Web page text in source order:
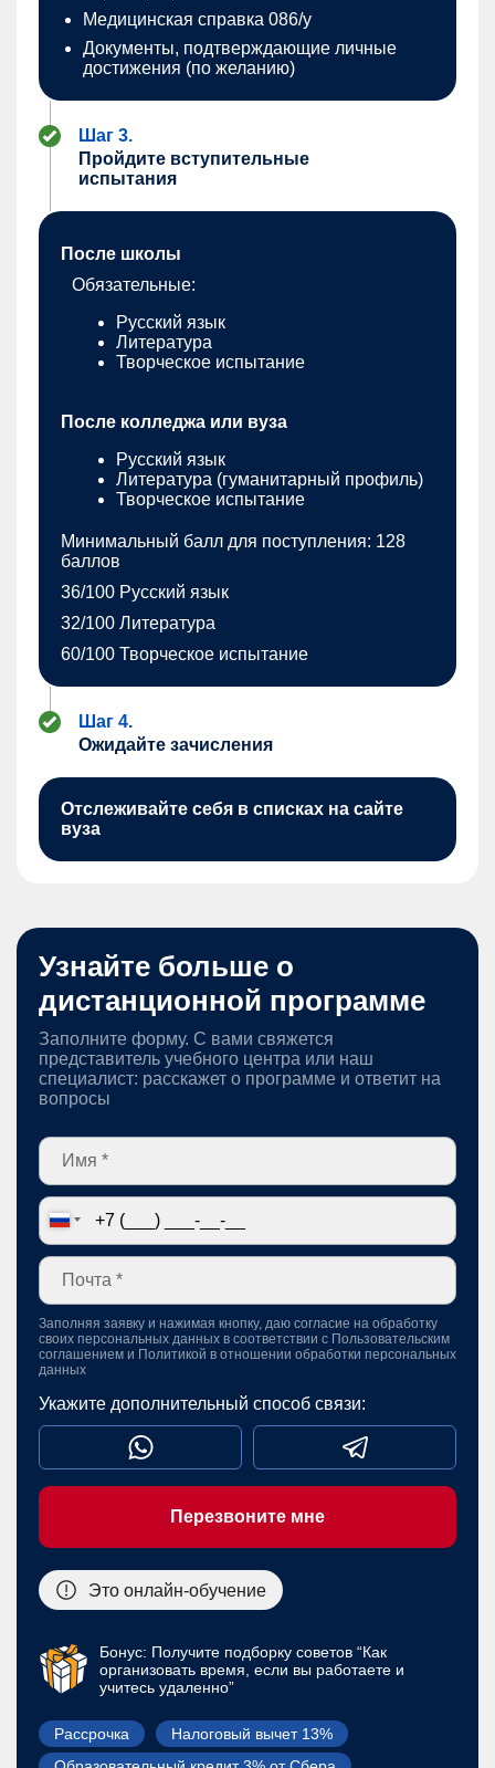
Медицинская справка 086/у
Документы, подтверждающие личные
достижения (по желанию)
Шаг 3.
Пройдите вступительные
испытания
После школы
Обязательные:
Русский язык
Литература
Творческое испытание
После колледжа или вуза
Русский язык
Литература (гуманитарный профиль)
Творческое испытание
Минимальный балл для поступления: 128
баллов
36/100 Русский язык
32/100 Литература
60/100 Творческое испытание
Шаг 4.
Ожидайте зачисления
Отслеживайте себя в списках на сайте
вуза
Узнайте больше о
дистанционной программе
Заполните форму. С вами свяжется
представитель учебного центра или наш
специалист: расскажет о программе и ответит на
вопросы
Бонус: Получите подборку советов “Как
организовать время, если вы работаете и
учитесь удаленно”
Рассрочка
Налоговый вычет 13%
Заполняя заявку и нажимая кнопку, даю согласие на обработку
своих персональных данных в соответствии с Пользовательским
соглашением и Политикой в отношении обработки персональных
данных
Укажите дополнительный способ связи:
Перезвоните мне
Это онлайн-обучение